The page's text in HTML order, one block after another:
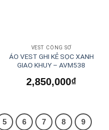
VEST CÔNG SỞ
ÁO VEST GHI KẺ SỌC XANH
GIAO KHUY – AVM538
2,850,000₫
5 6 7 8
9